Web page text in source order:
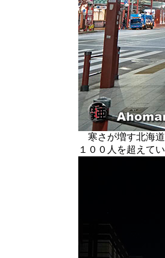
寒さが増す北海道
１００人を超えてい